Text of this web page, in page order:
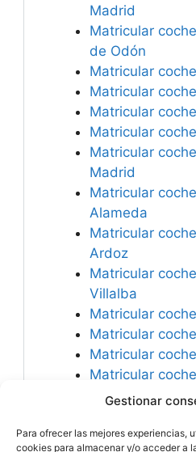
Gestionar
Para ofrecer las mejores experiencias,
cookies para almacenar y/o acceder a
Madrid
Matricular
de Odón
Matricular
Matricular
Matricular
Matricular
Matricular
Madrid
Matricular
Alameda
Matricular
Ardoz
Matricular
Villalba
Matricular
Matricular
Matricular
Matricular
Matricular
Matricular